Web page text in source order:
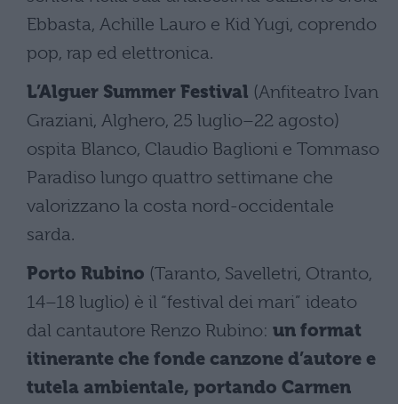
Ebbasta, Achille Lauro e Kid Yugi, coprendo
pop, rap ed elettronica.
L’Alguer Summer Festival (Anfiteatro Ivan
Graziani, Alghero, 25 luglio–22 agosto)
ospita Blanco, Claudio Baglioni e Tommaso
Paradiso lungo quattro settimane che
valorizzano la costa nord-occidentale
sarda.
Porto Rubino (Taranto, Savelletri, Otranto,
14–18 luglio) è il “festival dei mari” ideato
dal cantautore Renzo Rubino: un format
itinerante che fonde canzone d’autore e
tutela ambientale, portando Carmen